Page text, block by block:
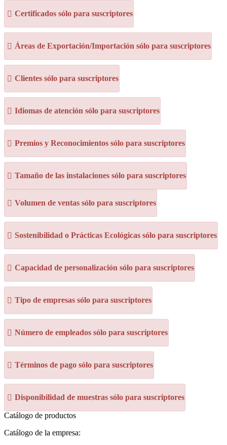
Certificados sólo para suscriptores
Áreas de Exportación/Importación sólo para suscriptores
Clientes sólo para suscriptores
Idiomas de atención sólo para suscriptores
Premios y Reconocimientos sólo para suscriptores
Tamaño de las instalaciones sólo para suscriptores
Volumen de ventas sólo para suscriptores
Sostenibilidad o Prácticas Ecológicas sólo para suscriptores
Capacidad de personalización sólo para suscriptores
Tipo de empresas sólo para suscriptores
Número de empleados sólo para suscriptores
Términos de pago sólo para suscriptores
Disponibilidad de muestras sólo para suscriptores
Catálogo de productos
Catálogo de la empresa: